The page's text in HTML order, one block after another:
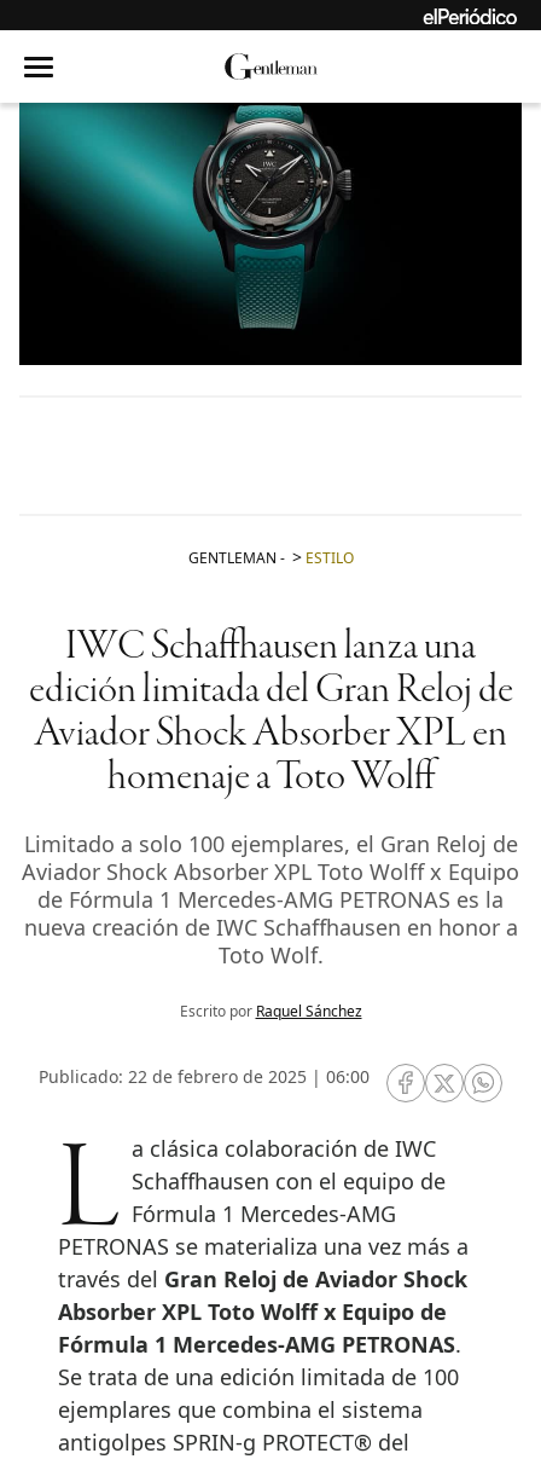
GENTLEMAN - ESTILO
IWC Schaffhausen lanza una
edición limitada del Gran Reloj de
Aviador Shock Absorber XPL en
homenaje a Toto Wolff
Limitado a solo 100 ejemplares, el Gran Reloj de
Aviador Shock Absorber XPL Toto Wolff x Equipo
de Fórmula 1 Mercedes-AMG PETRONAS es la
nueva creación de IWC Schaffhausen en honor a
Toto Wolf.
Escrito por Raquel Sánchez
Publicado: 22 de febrero de 2025 | 06:00
RRSS Facebook
RRSSRRSS
La clásica colaboración de IWC Schaffhausen con el equipo de
Fórmula 1 Mercedes-AMG
PETRONAS se materializa una vez más a
través del Gran Reloj de Aviador Shock
Absorber XPL Toto Wolff x Equipo de
Fórmula 1 Mercedes-AMG PETRONAS.
Se trata de una edición limitada de 100
ejemplares que combina el sistema
antigolpes SPRIN-g PROTECT® del